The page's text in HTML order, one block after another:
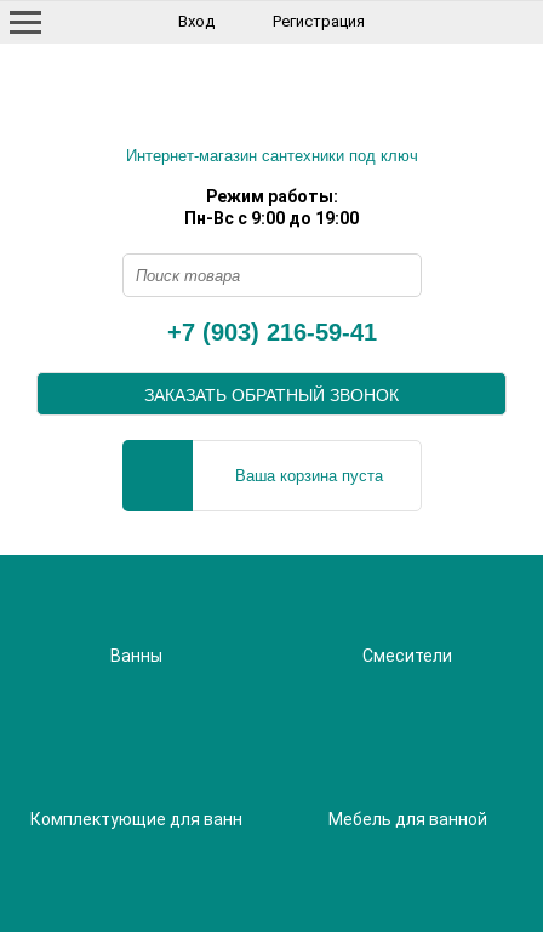
Вход Регистрация
Интернет-магазин сантехники под ключ
Режим работы:
Пн-Вс с 9:00 до 19:00
+7 (903) 216-59-41
ЗАКАЗАТЬ ОБРАТНЫЙ ЗВОНОК
Ваша корзина пуста
Ванны Смесители
Комплектующие для ванн Мебель для ванной